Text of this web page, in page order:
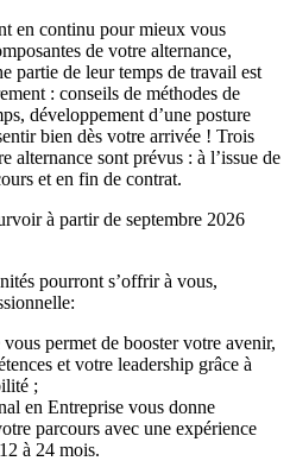
en continu pour mieux vous
de votre alternance,
partie de leur temps de travail est
: conseils de méthodes de
développement d’une posture
bien dès votre arrivée ! Trois
alternance sont prévus : à l’issue de
et en fin de contrat.
à partir de septembre 2026
pourront s’offrir à vous,
permet de booster votre avenir,
et votre leadership grâce à
;
en Entreprise vous donne
parcours avec une expérience
à 24 mois.